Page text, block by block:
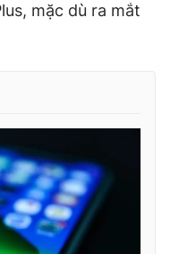
mặc dù ra mắt